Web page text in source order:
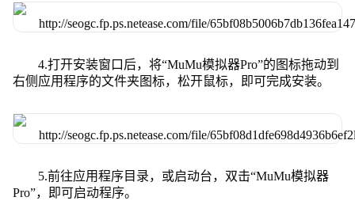
4.打开安装窗口后，将“MuMu模拟器Pro”的图标拖动到
右侧应用程序的文件夹图标，松开鼠标，即可完成安装。
5.前往应用程序目录，或启动台，双击“MuMu模拟器
Pro”，即可启动程序。